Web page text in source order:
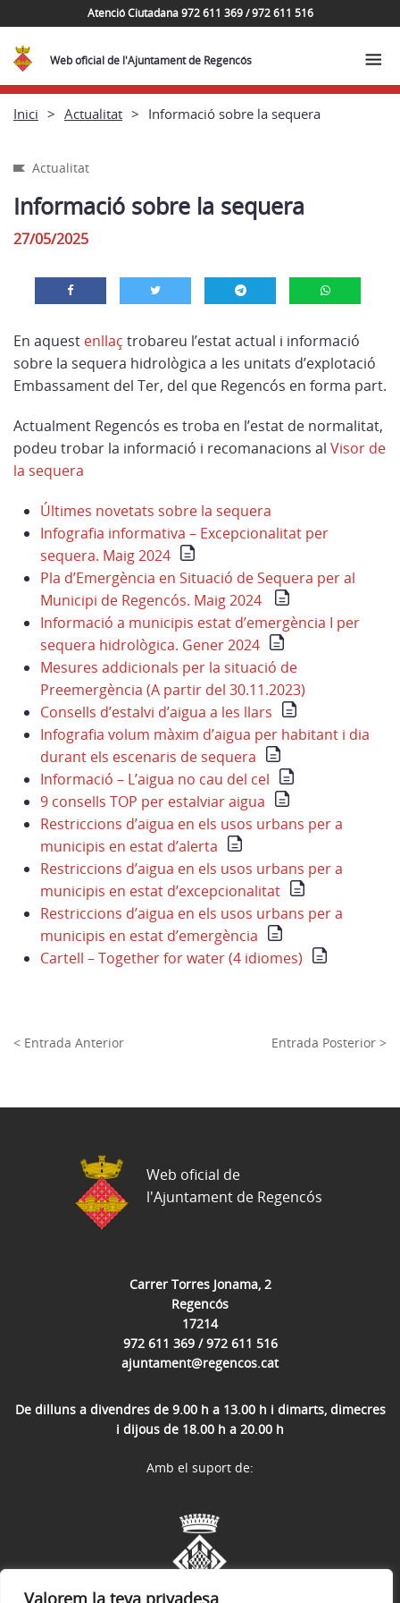
Valorem la teva privadesa
Atenció Ciutadana 972 611 369 / 972 611 516
Web oficial de l'Ajuntament de Regencós
Inici Actualitat Informació sobre la sequera
Actualitat
Informació sobre la sequera
27/05/2025
En aquest enllaç trobareu l’estat actual i informació
sobre la sequera hidrològica a les unitats d’explotació
Embassament del Ter, del que Regencós en forma part.
Actualment Regencós es troba en l’estat de normalitat,
podeu trobar la informació i recomanacions al Visor de
la sequera
Últimes novetats sobre la sequera
Infografia informativa – Excepcionalitat per
sequera. Maig 2024
Pla d’Emergència en Situació de Sequera per al
Municipi de Regencós. Maig 2024
Informació a municipis estat d’emergència I per
sequera hidrològica. Gener 2024
Mesures addicionals per la situació de
Preemergència (A partir del 30.11.2023)
Consells d’estalvi d’aigua a les llars
Infografia volum màxim d’aigua per habitant i dia
durant els escenaris de sequera
Informació – L’aigua no cau del cel
9 consells TOP per estalviar aigua
Restriccions d’aigua en els usos urbans per a
municipis en estat d’alerta
Restriccions d’aigua en els usos urbans per a
municipis en estat d’excepcionalitat
Restriccions d’aigua en els usos urbans per a
municipis en estat d’emergència
Cartell – Together for water (4 idiomes)
< Entrada Anterior Entrada Posterior >
Carrer Torres Jonama, 2
Regencós
17214
972 611 369 / 972 611 516
ajuntament@regencos.cat
De dilluns a divendres de 9.00 h a 13.00 h i dimarts, dimecres
i dijous de 18.00 h a 20.00 h
Web oficial de
l'Ajuntament de Regencós
Amb el suport de: